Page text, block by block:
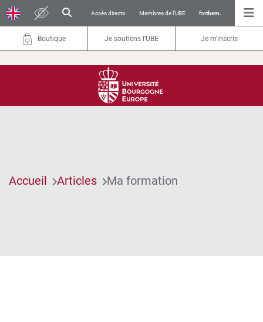
Accès directs Membres de l’UBE forthem.
Boutique Je soutiens l’UBE Je m'inscris
Accueil Articles Ma formation